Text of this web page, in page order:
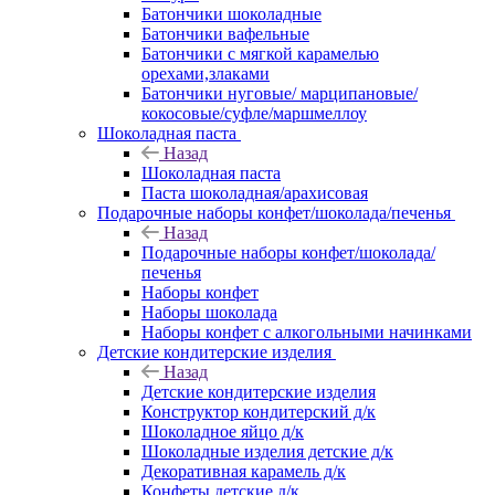
Батончики шоколадные
Батончики вафельные
Батончики с мягкой карамелью
орехами,злаками
Батончики нуговые/ марципановые/
кокосовые/суфле/маршмеллоу
Шоколадная паста
Назад
Шоколадная паста
Паста шоколадная/арахисовая
Подарочные наборы конфет/шоколада/печенья
Назад
Подарочные наборы конфет/шоколада/
печенья
Наборы конфет
Наборы шоколада
Наборы конфет с алкогольными начинками
Детские кондитерские изделия
Назад
Детские кондитерские изделия
Конструктор кондитерский д/к
Шоколадное яйцо д/к
Шоколадные изделия детские д/к
Декоративная карамель д/к
Конфеты детские д/к